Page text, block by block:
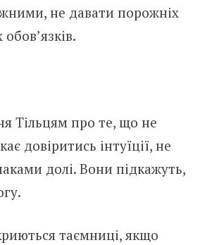
не давати порожніх
Тільцям про те, що не
довіритись інтуїції, не
долі. Вони підкажуть,
таємниці, якщо